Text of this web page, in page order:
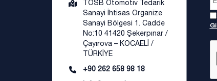
TOSB Otomotiv Tedarik
Sanayi İhtisas Organize
Sanayi Bölgesi 1. Cadde
No:10 41420 Şekerpınar /
Çayırova – KOCAELİ /
TÜRKİYE
+90 262 658 98 18